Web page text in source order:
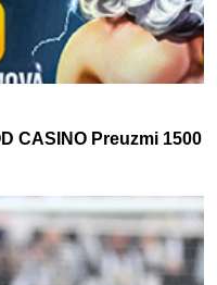
CASINO Preuzmi 1500